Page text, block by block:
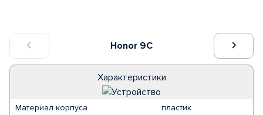
Honor 9C
Характеристики
Материал корпуса
пластик